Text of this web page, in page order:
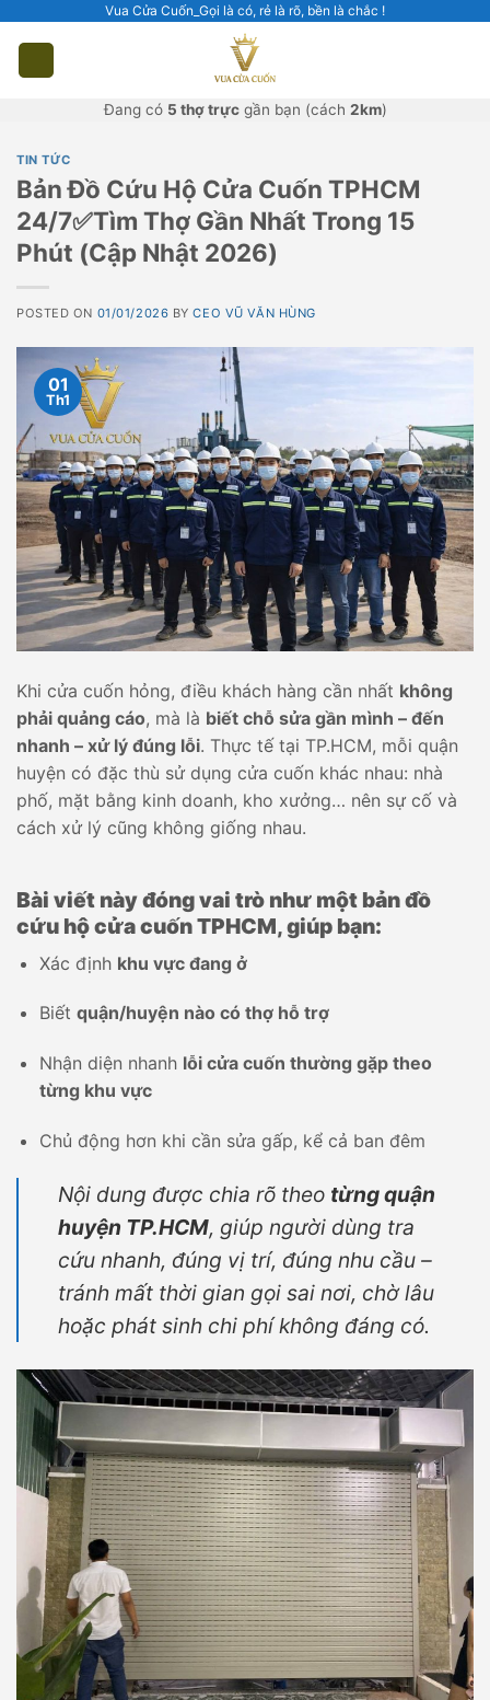
Vua Cửa Cuốn_Gọi là có, rẻ là rõ, bền là chắc !
Đang có 5 thợ trựcgần bạn (cách 2km)
TIN TỨC
Bản Đồ Cứu Hộ Cửa Cuốn TPHCM
24/7✅Tìm Thợ Gần Nhất Trong 15
Phút (Cập Nhật 2026)
POSTED ON 01/01/2026 BYCEO VŨ VĂN HÙNG
01
Th1
Khi cửa cuốn hỏng, điều khách hàng cần nhất không
phải quảng cáo, mà là biết chỗ sửa gần mình – đến
nhanh – xử lý đúng lỗi. Thực tế tại TP.HCM, mỗi quận
huyện có đặc thù sử dụng cửa cuốn khác nhau: nhà
phố, mặt bằng kinh doanh, kho xưởng… nên sự cố và
cách xử lý cũng không giống nhau.
Bài viết này đóng vai trò như một bản đồ
cứu hộ cửa cuốn TPHCM, giúp bạn:
Xác định khu vực đang ở
Biết quận/huyện nào có thợ hỗ trợ
Nhận diện nhanh lỗi cửa cuốn thường gặp theo
từng khu vực
Chủ động hơn khi cần sửa gấp, kể cả ban đêm
Nội dung được chia rõ theo từng quận
huyện TP.HCM, giúp người dùng tra
cứu nhanh, đúng vị trí, đúng nhu cầu –
tránh mất thời gian gọi sai nơi, chờ lâu
hoặc phát sinh chi phí không đáng có.